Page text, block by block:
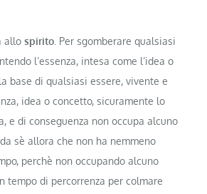
allospirito . Per sgomberare qualsiasi
l’essenza, intesa come l’idea o
base di qualsiasi essere, vivente e
idea o concetto, sicuramente lo
e di conseguenza non occupa alcuno
sè allora che non ha nemmeno
perchè non occupando alcuno
tempo di percorrenza per colmare